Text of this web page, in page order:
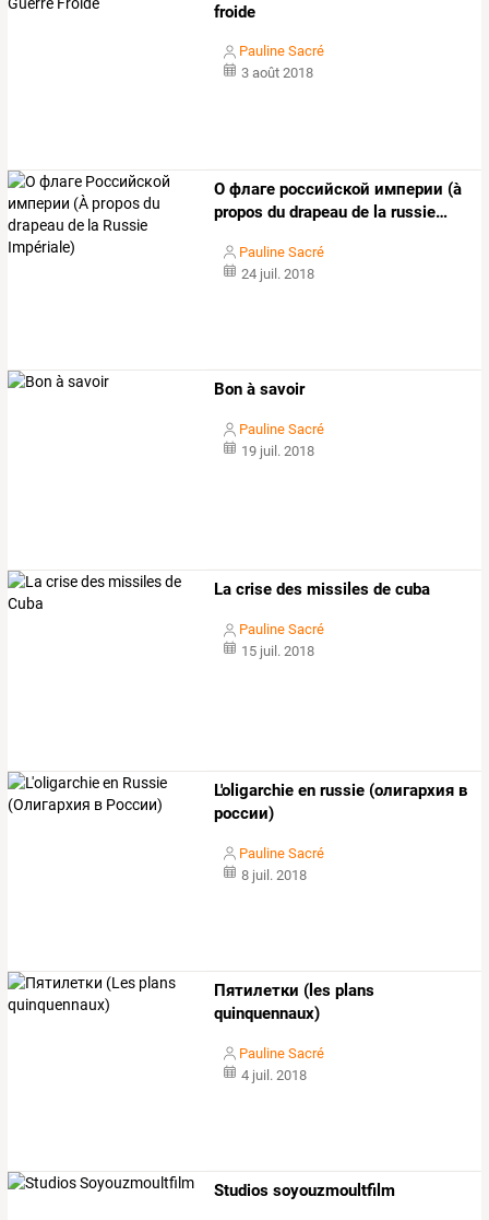
froide
Pauline Sacré
3 août 2018
О флаге российской империи (à
propos du drapeau de la russie…
Pauline Sacré
24 juil. 2018
Bon à savoir
Pauline Sacré
19 juil. 2018
La crise des missiles de cuba
Pauline Sacré
15 juil. 2018
L'oligarchie en russie (олигархия в
россии)
Pauline Sacré
8 juil. 2018
Пятилетки (les plans
quinquennaux)
Pauline Sacré
4 juil. 2018
Studios soyouzmoultfilm